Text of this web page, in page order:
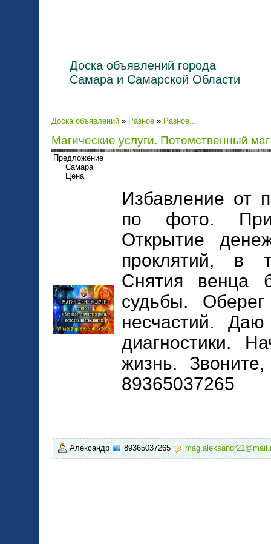
Доска объявлений города
Самара и Самарской Области
Доска объявлений » Разное » Разное...
Магические услуги. Потомственный
Предложение
Самара
Цена
Избавление от
по фото.
Открытие
проклятий, в
Снятия венца
судьбы.
несчастий.
диагностики.
жизнь.
89365037265
Александр 89365037265